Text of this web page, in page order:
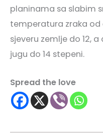
planinama sa slabim
temperatura zraka od
sjeveru zemlje do 12,
jugu do 14 stepeni.
Spread the love